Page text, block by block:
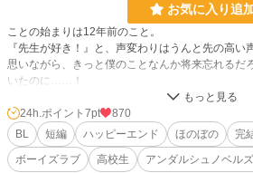
お気に入り追
ことの始まりは12年前のこと。
『先生が好き！』と、声変わりはうんと先の高い
思いながら、きっと僕のことなんか将来忘れるだ
いたのに……！
昔の教え子が、どういうわけか僕の前にもう一
定のBLです。（多分）
■お気軽に感想頂けると嬉しいです（^^）
■思い浮かんだ時にそっと更新します
24h.ポイント 7pt
870
BL
短編 ハッピーエンド ほのぼの 完
ボーイズラブ
高校生 アンダルシュノベル